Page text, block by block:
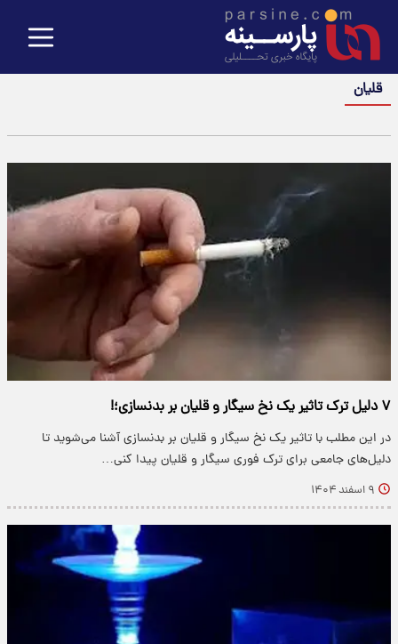
قلیان
۷ دلیل ترک تاثیر یک نخ سیگار و قلیان بر بدنسازی؛!
در این مطلب با تاثیر یک نخ سیگار و قلیان بر بدنسازی آشنا می‌شوید تا
دلیل‌های جامعی برای ترک فوری سیگار و قلیان پیدا کنی…
۹ اسفند ۱۴۰۴